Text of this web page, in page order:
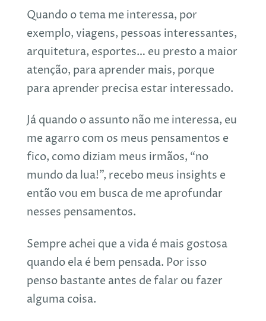
Quando o tema me interessa, por
exemplo, viagens, pessoas interessantes,
arquitetura, esportes… eu presto a maior
atenção, para aprender mais, porque
para aprender precisa estar interessado.
Já quando o assunto não me interessa, eu
me agarro com os meus pensamentos e
fico, como diziam meus irmãos, “no
mundo da lua!”, recebo meus insights e
então vou em busca de me aprofundar
nesses pensamentos.
Sempre achei que a vida é mais gostosa
quando ela é bem pensada. Por isso
penso bastante antes de falar ou fazer
alguma coisa.